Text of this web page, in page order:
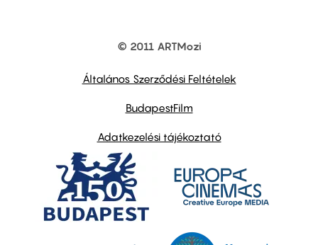
© 2011 ARTMozi
Általános Szerződési Feltételek
BudapestFilm
Adatkezelési tájékoztató